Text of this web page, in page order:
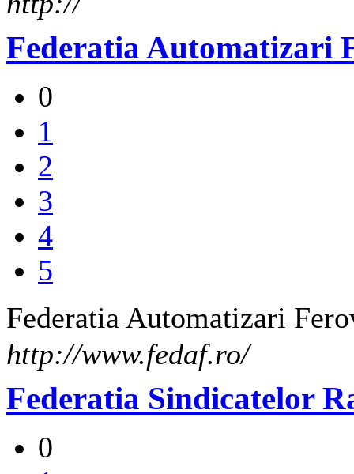
Federatia Automatizari
0
1
2
3
4
5
Federatia Automatizari
http://www.fedaf.ro/
Federatia Sindicatelor
0